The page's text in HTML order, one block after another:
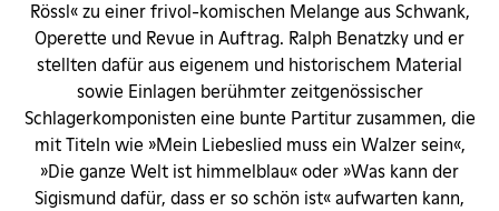
Rössl« zu einer frivol-komischen Melange aus Schwank,
Operette und Revue in Auftrag. Ralph Benatzky und er
stellten dafür aus eigenem und historischem Material
sowie Einlagen berühmter zeitgenössischer
Schlagerkomponisten eine bunte Partitur zusammen, die
mit Titeln wie »Mein Liebeslied muss ein Walzer sein«,
»Die ganze Welt ist himmelblau« oder »Was kann der
Sigismund dafür, dass er so schön ist« aufwarten kann,